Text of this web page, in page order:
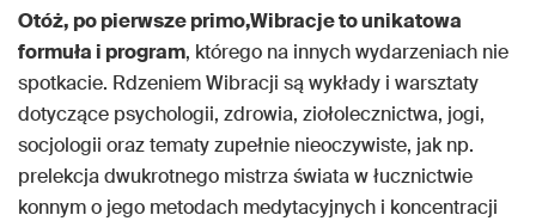
Otóż, po pierwsze primo,Wibracje to unikatowa
formuła i program, którego na innych wydarzeniach nie
spotkacie. Rdzeniem Wibracji są wykłady i warsztaty
dotyczące psychologii, zdrowia, ziołolecznictwa, jogi,
socjologii oraz tematy zupełnie nieoczywiste, jak np.
prelekcja dwukrotnego mistrza świata w łucznictwie
konnym o jego metodach medytacyjnych i koncentracji